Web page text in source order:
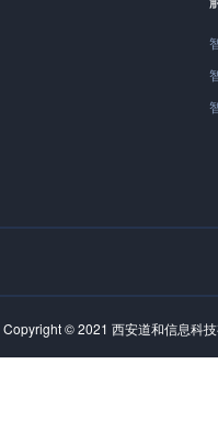
Copyright © 2021 西安道和信息